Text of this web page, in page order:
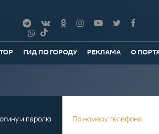
ГИД ПО ГОРОДУ РЕКЛАМА О
и паролю По номеру телефона